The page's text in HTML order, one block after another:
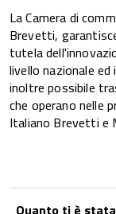
La Camera di
Brevetti,
tutela
livello nazionale
inoltre possibile
che operano nelle
Italiano Brevetti e
Quanto ti è